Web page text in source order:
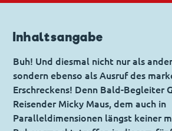
Inhaltsangabe
Buh! Und diesmal nicht nur als
sondern ebenso als Ausruf des
Erschreckens! Denn Bald-Begleiter
Reisender Micky Maus, dem auch in
Paralleldimensionen längst keiner